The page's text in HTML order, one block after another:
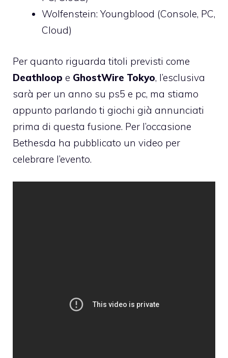
Wolfenstein: Youngblood (Console, PC,
Cloud)
Per quanto riguarda titoli previsti come
Deathloop e GhostWire Tokyo, l’esclusiva
sarà per un anno su ps5 e pc, ma stiamo
appunto parlando ti giochi già annunciati
prima di questa fusione. Per l’occasione
Bethesda ha pubblicato un video per
celebrare l’evento.